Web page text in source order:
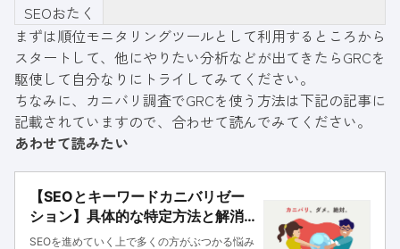
SEOおたく
まずは順位モニタリングツールとして利用するところから
スタートして、他にやりたい分析などが出てきたらGRCを
駆使して自分なりにトライしてみてください。
ちなみに、カニバリ調査でGRCを使う方法は下記の記事に
記載されていますので、合わせて読んでみてください。
あわせて読みたい
【SEOとキーワードカニバリゼー
ション】具体的な特定方法と解消
方法を解説
SEOを進めていく上で多くの方がぶつかる悩み